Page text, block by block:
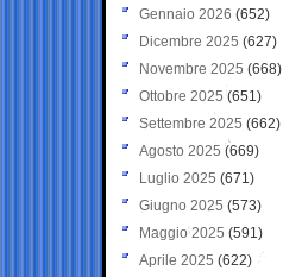
Gennaio 2026 (652)
Dicembre 2025 (627)
Novembre 2025 (668)
Ottobre 2025 (651)
Settembre 2025 (662)
Agosto 2025 (669)
Luglio 2025 (671)
Giugno 2025 (573)
Maggio 2025 (591)
Aprile 2025 (622)